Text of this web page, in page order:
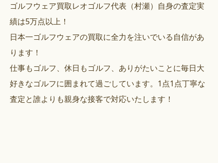
ゴルフウェア買取レオゴルフ代表（村瀬）自身の査定実
績は5万点以上！
日本一ゴルフウェアの買取に全力を注いでいる自信があ
ります！
仕事もゴルフ、休日もゴルフ、ありがたいことに毎日大
好きなゴルフに囲まれて過ごしています。1点1点丁寧な
査定と誰よりも親身な接客で対応いたします！